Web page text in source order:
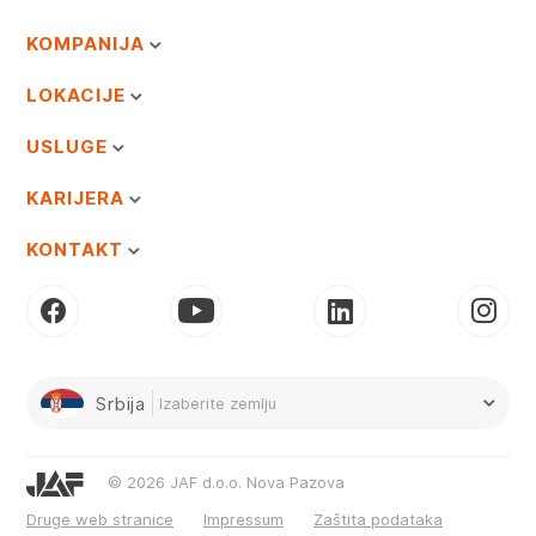
KOMPANIJA
LOKACIJE
USLUGE
KARIJERA
KONTAKT
Srbija Izaberite zemlju
© 2026 JAF d.o.o. Nova Pazova
Druge web stranice
Impressum Zaštita podataka